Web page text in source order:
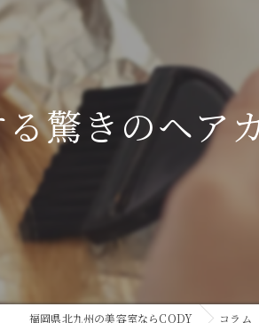
カラー
縮毛矯正
トリートメント
驚きのヘア
福岡県北九州の美容室ならCODY コラム